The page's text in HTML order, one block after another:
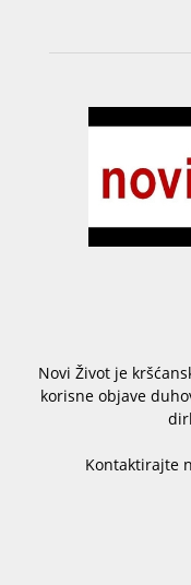
Novi Život je
korisne objave
Kontaktirajte